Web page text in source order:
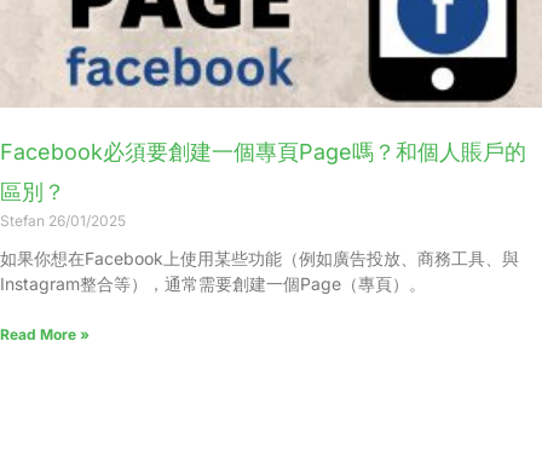
Facebook必須要創建一個專頁Page嗎？和個人賬戶的
區別？
Stefan 26/01/2025
如果你想在Facebook上使用某些功能（例如廣告投放、商務工具、與
Instagram整合等），通常需要創建一個Page（專頁）。
Read More »